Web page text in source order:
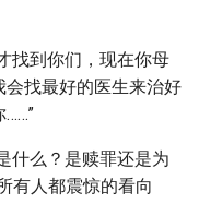
找到你们，现在你母
找最好的医生来治好
……”
什么？是赎罪还是为
有人都震惊的看向